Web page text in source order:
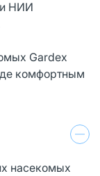
НИИ
Gardex
комфортным
насекомых